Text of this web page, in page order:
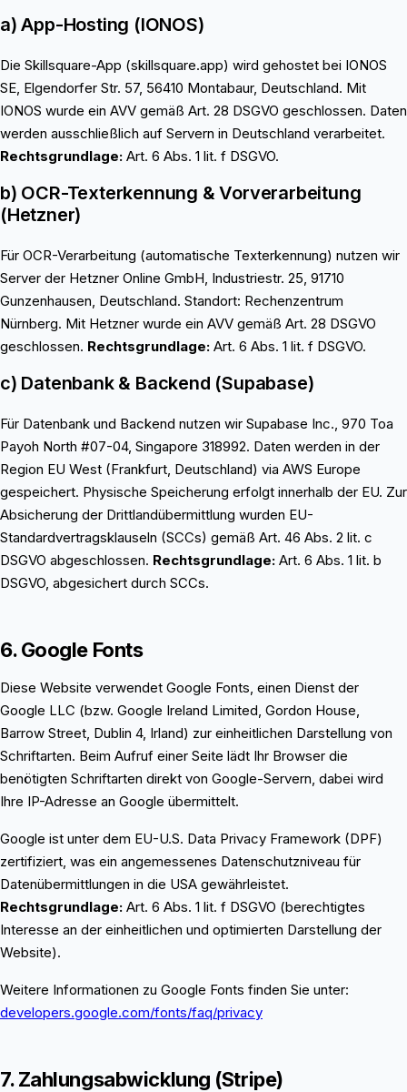
a) App-Hosting (IONOS)
Die Skillsquare-App (skillsquare.app) wird gehostet bei IONOS
SE, Elgendorfer Str. 57, 56410 Montabaur, Deutschland. Mit
IONOS wurde ein AVV gemäß Art. 28 DSGVO geschlossen. Daten
werden ausschließlich auf Servern in Deutschland verarbeitet.
Rechtsgrundlage: Art. 6 Abs. 1 lit. f DSGVO.
b) OCR-Texterkennung & Vorverarbeitung
(Hetzner)
Für OCR-Verarbeitung (automatische Texterkennung) nutzen wir
Server der Hetzner Online GmbH, Industriestr. 25, 91710
Gunzenhausen, Deutschland. Standort: Rechenzentrum
Nürnberg. Mit Hetzner wurde ein AVV gemäß Art. 28 DSGVO
geschlossen. Rechtsgrundlage: Art. 6 Abs. 1 lit. f DSGVO.
c) Datenbank & Backend (Supabase)
Für Datenbank und Backend nutzen wir Supabase Inc., 970 Toa
Payoh North #07-04, Singapore 318992. Daten werden in der
Region EU West (Frankfurt, Deutschland) via AWS Europe
gespeichert. Physische Speicherung erfolgt innerhalb der EU. Zur
Absicherung der Drittlandübermittlung wurden EU-
Standardvertragsklauseln (SCCs) gemäß Art. 46 Abs. 2 lit. c
DSGVO abgeschlossen. Rechtsgrundlage: Art. 6 Abs. 1 lit. b
DSGVO, abgesichert durch SCCs.
6. Google Fonts
Diese Website verwendet Google Fonts, einen Dienst der
Google LLC (bzw. Google Ireland Limited, Gordon House,
Barrow Street, Dublin 4, Irland) zur einheitlichen Darstellung von
Schriftarten. Beim Aufruf einer Seite lädt Ihr Browser die
benötigten Schriftarten direkt von Google-Servern, dabei wird
Ihre IP-Adresse an Google übermittelt.
Google ist unter dem EU-U.S. Data Privacy Framework (DPF)
zertifiziert, was ein angemessenes Datenschutzniveau für
Datenübermittlungen in die USA gewährleistet.
Rechtsgrundlage: Art. 6 Abs. 1 lit. f DSGVO (berechtigtes
Interesse an der einheitlichen und optimierten Darstellung der
Website).
Weitere Informationen zu Google Fonts finden Sie unter:
developers.google.com/fonts/faq/privacy
7. Zahlungsabwicklung (Stripe)